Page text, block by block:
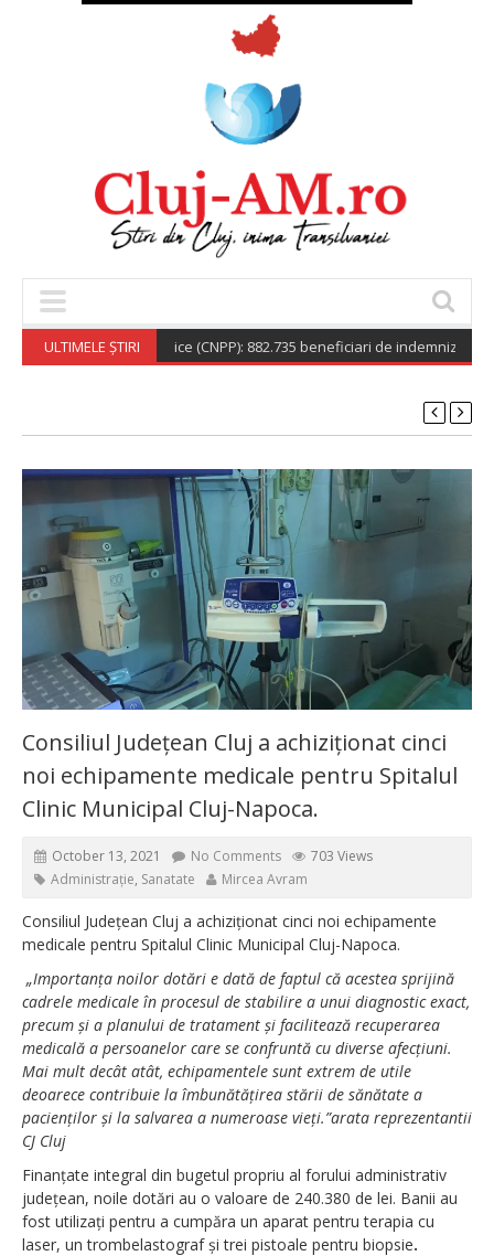
ULTIMELE ȘTIRI
de Pensii Publice (CNPP): 882.735 beneficiari de indemnizație
Consiliul Județean Cluj a achiziționat cinci
noi echipamente medicale pentru Spitalul
Clinic Municipal Cluj-Napoca.
October 13, 2021 No Comments
703 Views
Administrație, Sanatate Mircea Avram
Consiliul Județean Cluj a achiziționat cinci noi echipamente
medicale pentru Spitalul Clinic Municipal Cluj-Napoca.
„Importanța noilor dotări e dată de faptul că acestea sprijină
cadrele medicale în procesul de stabilire a unui diagnostic exact,
precum și a planului de tratament și facilitează recuperarea
medicală a persoanelor care se confruntă cu diverse afecțiuni.
Mai mult decât atât, echipamentele sunt extrem de utile
deoarece contribuie la îmbunătățirea stării de sănătate a
pacienților și la salvarea a numeroase vieți.”arata reprezentantii
CJ Cluj
Finanțate integral din bugetul propriu al forului administrativ
județean, noile dotări au o valoare de 240.380 de lei. Banii au
fost utilizați pentru a cumpăra un aparat pentru terapia cu
laser, un trombelastograf și trei pistoale pentru biopsie.